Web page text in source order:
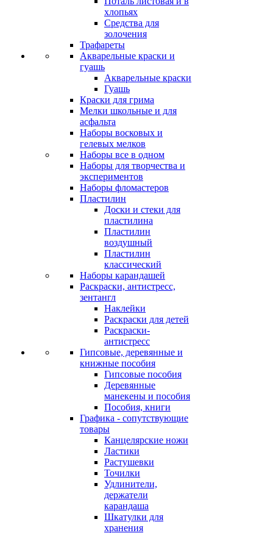
хлопьях
Средства для
золочения
Трафареты
Акварельные краски и
гуашь
Акварельные краски
Гуашь
Краски для грима
Мелки школьные и для
асфальта
Наборы восковых и
гелевых мелков
Наборы все в одном
Наборы для творчества и
экспериментов
Наборы фломастеров
Пластилин
Доски и стеки для
пластилина
Пластилин
воздушный
Пластилин
классический
Наборы карандашей
Раскраски, антистресс,
зентангл
Наклейки
Раскраски для детей
Раскраски-
антистресс
Гипсовые, деревянные и
книжные пособия
Гипсовые пособия
Деревянные
манекены и пособия
Пособия, книги
Графика - сопутствующие
товары
Канцелярские ножи
Ластики
Растушевки
Точилки
Удлинители,
держатели
карандаша
Шкатулки для
хранения